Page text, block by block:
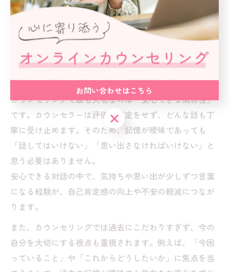
できる空間で少しずつ心を開いていくことで、自然と断
片的な記憶や気持ちが浮かぶことがあります。
「思い出さなければいけない」というプレッシャーを手
放し、自分のペースで進めることが重要です。
安心できるカウンセリングと記憶の扱い方
カウンセリングで最も大切なのは「安心できる関係性」
です。カウンセラーは評価や否定をせず、どんな話も丁
寧に受け止めます。そのため、記憶が曖昧であっても
「話してはいけない」「思い出さなければいけない」と
思う必要はありません。
安心できる対話の中で、気持ちや思い出が少しずつ言葉
になる経験が、自己肯定感の向上や不安の軽減につなが
ります。
また、カウンセリングでは過去にこだわりすぎず、今の
自分を大切にする視点も重視されます。例えば、「今困
っていること」や「これからどうしたいか」に焦点を当
お問い合わせはこちら
お問い合わせはこちら